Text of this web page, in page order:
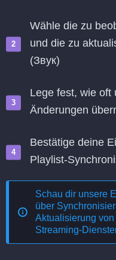
Wähle die zu
und die zu
(Звук)
Lege fest, wie oft
Änderungen
Bestätige deine
Playlist-
Schau dir unsere
über
Aktualisierung
Streaming-